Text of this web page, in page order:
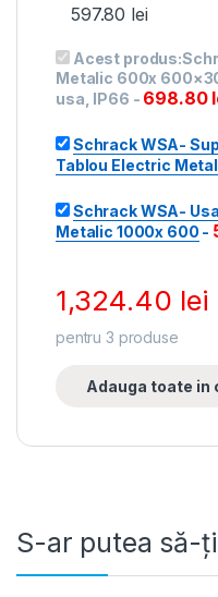
597.80 lei
Acest produs:
Metalic 600x
usa, IP66 - 698.80
Schrack WSA-
Tablou Electric
Schrack WSA-
Metalic 1000x 600 -
1,324.40 lei
pentru3 produse
Adauga toate in
S-ar putea să-